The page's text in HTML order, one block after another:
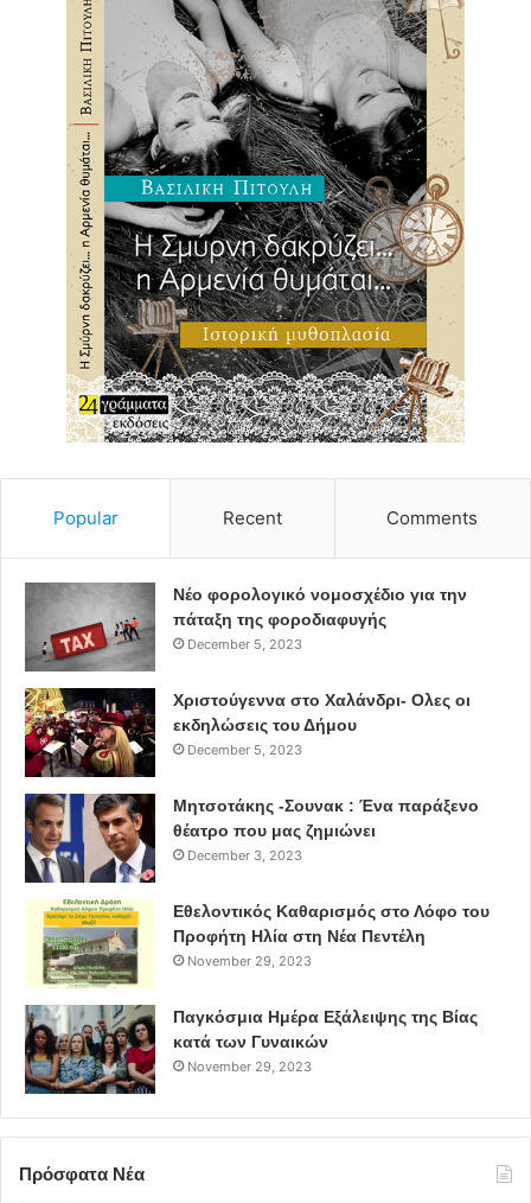
Popular Recent Comments
Νέο φορολογικό νομοσχέδιο για την
πάταξη της φοροδιαφυγής
December 5, 2023
Χριστούγεννα στο Χαλάνδρι- Ολες οι
εκδηλώσεις του Δήμου
December 5, 2023
Μητσοτάκης -Σουνακ : Ένα παράξενο
θέατρο που μας ζημιώνει
December 3, 2023
Εθελοντικός Καθαρισμός στο Λόφο του
Προφήτη Ηλία στη Νέα Πεντέλη
November 29, 2023
Παγκόσμια Ημέρα Εξάλειψης της Βίας
κατά των Γυναικών
November 29, 2023
Πρόσφατα Νέα